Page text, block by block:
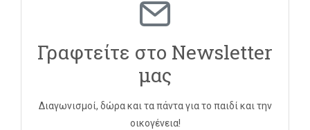
Γραφτείτε στο Newsletter
μας
Διαγωνισμοί, δώρα και τα πάντα για το παιδί και την
οικογένεια!